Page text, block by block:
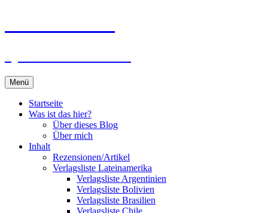
Menü
Startseite
Was ist das hier?
Über dieses Blog
Über mich
Inhalt
Rezensionen/Artikel
Verlagsliste Lateinamerika
Verlagsliste Argentinien
Verlagsliste Bolivien
Verlagsliste Brasilien
Verlagsliste Chile